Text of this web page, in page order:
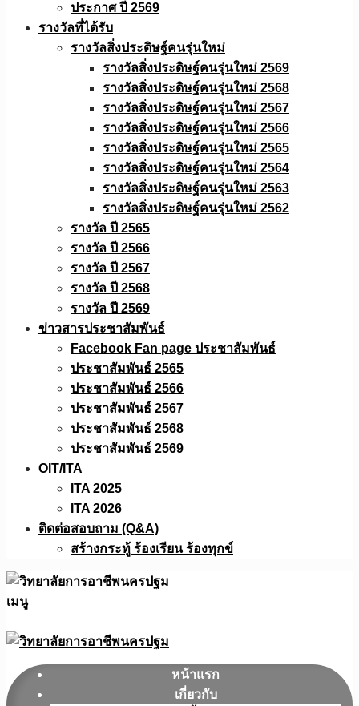
ประกาศ ปี 2569
รางวัลที่ได้รับ
รางวัลสิ่งประดิษฐ์คนรุ่นใหม่
รางวัลสิ่งประดิษฐ์คนรุ่นใหม่ 2569
รางวัลสิ่งประดิษฐ์คนรุ่นใหม่ 2568
รางวัลสิ่งประดิษฐ์คนรุ่นใหม่ 2567
รางวัลสิ่งประดิษฐ์คนรุ่นใหม่ 2566
รางวัลสิ่งประดิษฐ์คนรุ่นใหม่ 2565
รางวัลสิ่งประดิษฐ์คนรุ่นใหม่ 2564
รางวัลสิ่งประดิษฐ์คนรุ่นใหม่ 2563
รางวัลสิ่งประดิษฐ์คนรุ่นใหม่ 2562
รางวัล ปี 2565
รางวัล ปี 2566
รางวัล ปี 2567
รางวัล ปี 2568
รางวัล ปี 2569
ข่าวสารประชาสัมพันธ์
Facebook Fan page ประชาสัมพันธ์
ประชาสัมพันธ์ 2565
ประชาสัมพันธ์ 2566
ประชาสัมพันธ์ 2567
ประชาสัมพันธ์ 2568
ประชาสัมพันธ์ 2569
OIT/ITA
ITA 2025
ITA 2026
ติดต่อสอบถาม (Q&A)
สร้างกระทู้ ร้องเรียน ร้องทุกข์
เมนู
หน้าแรก
เกี่ยวกับ